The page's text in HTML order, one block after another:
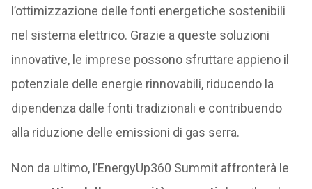
l’ottimizzazione delle fonti energetiche sostenibili
nel sistema elettrico. Grazie a queste soluzioni
innovative, le imprese possono sfruttare appieno il
potenziale delle energie rinnovabili, riducendo la
dipendenza dalle fonti tradizionali e contribuendo
alla riduzione delle emissioni di gas serra.
Non da ultimo, l’EnergyUp360 Summit affronterà le